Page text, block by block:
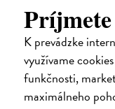
Príjmete
K prevádzke
využívame
funkčnosti,
maximálneho
Jak vycvičit
Grossman Annie
|
Konečně kniha o
jejich majitele – a
vědeckých